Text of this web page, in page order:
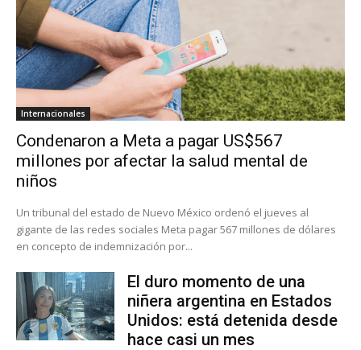
Internacionales
Condenaron a Meta a pagar US$567
millones por afectar la salud mental de
niños
Un tribunal del estado de Nuevo México ordenó el jueves al
gigante de las redes sociales Meta pagar 567 millones de dólares
en concepto de indemnización por...
El duro momento de una
niñera argentina en Estados
Unidos: está detenida desde
hace casi un mes